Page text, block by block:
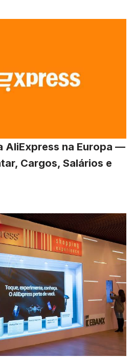
AliExpress na Europa —
Cargos, Salários e